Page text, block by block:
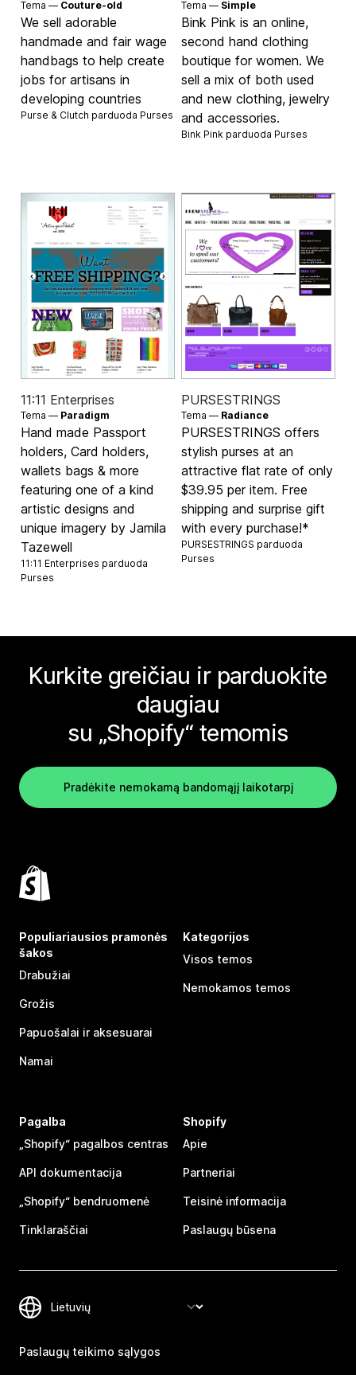
Tema — Couture-old
We sell adorable
handmade and fair wage
handbags to help create
jobs for artisans in
developing countries
Purse & Clutch parduoda Purses
Tema — Simple
Bink Pink is an online,
second hand clothing
boutique for women. We
sell a mix of both used
and new clothing, jewelry
and accessories.
Bink Pink parduoda Purses
11:11 Enterprises
Tema — Paradigm
Hand made Passport
holders, Card holders,
wallets bags & more
featuring one of a kind
artistic designs and
unique imagery by Jamila
Tazewell
11:11 Enterprises parduoda
Purses
PURSESTRINGS
Tema — Radiance
PURSESTRINGS offers
stylish purses at an
attractive flat rate of only
$39.95 per item. Free
shipping and surprise gift
with every purchase!*
PURSESTRINGS parduoda
Purses
Kurkite greičiau ir parduokite
daugiau
su „Shopify“ temomis
Pradėkite nemokamą bandomąjį laikotarpį
Populiariausios pramonės
šakos
Drabužiai
Grožis
Papuošalai ir aksesuarai
Namai
Kategorijos
Visos temos
Nemokamos temos
Pagalba
„Shopify“ pagalbos centras
API dokumentacija
„Shopify“ bendruomenė
Tinklaraščiai
Shopify
Apie
Partneriai
Teisinė informacija
Paslaugų būsena
Paslaugų teikimo sąlygos